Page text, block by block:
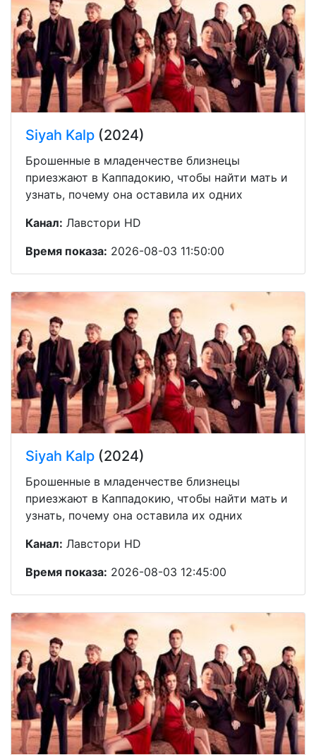
Siyah Kalp (2024)
Брошенные в младенчестве близнецы
приезжают в Каппадокию, чтобы найти мать и
узнать, почему она оставила их одних
Канал: Лавстори HD
Время показа: 2026-08-03 11:50:00
Siyah Kalp (2024)
Брошенные в младенчестве близнецы
приезжают в Каппадокию, чтобы найти мать и
узнать, почему она оставила их одних
Канал: Лавстори HD
Время показа: 2026-08-03 12:45:00